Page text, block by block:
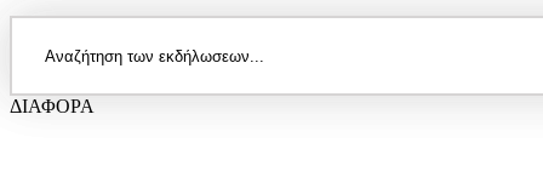
ΔΙΑΦΟΡΑ